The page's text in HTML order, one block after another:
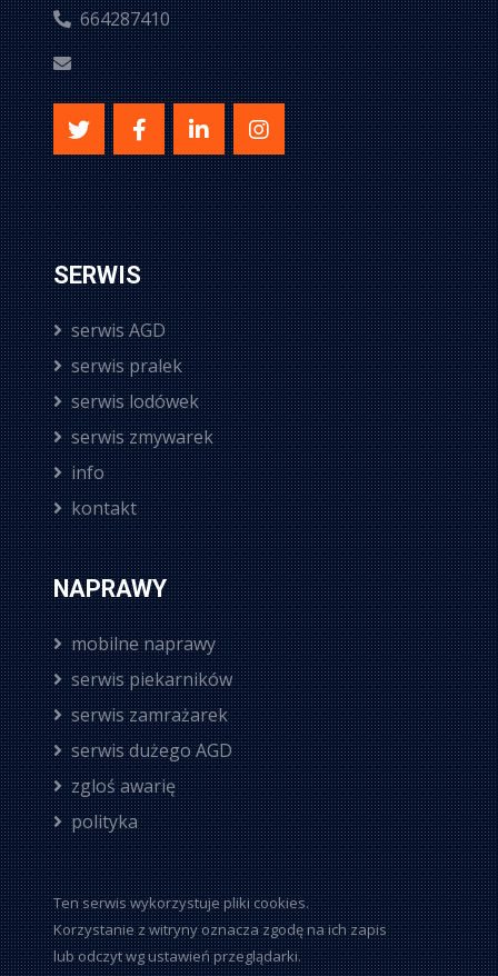
664287410
SERWIS
serwis AGD
serwis pralek
serwis lodówek
serwis zmywarek
info
kontakt
NAPRAWY
mobilne naprawy
serwis piekarników
serwis zamrażarek
serwis dużego AGD
zgloś awarię
polityka
Ten serwis wykorzystuje pliki cookies.
Korzystanie z witryny oznacza zgodę na ich zapis
lub odczyt wg ustawień przeglądarki.